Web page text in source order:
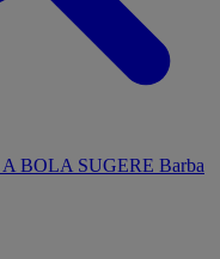
A BOLA SUGERE Barba